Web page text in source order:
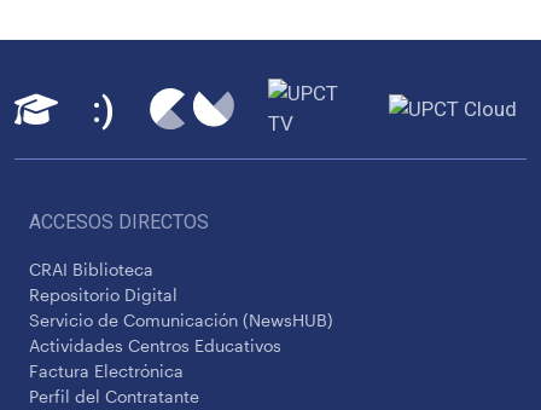
ACCESOS DIRECTOS
CRAI Biblioteca
Repositorio Digital
Servicio de Comunicación (NewsHUB)
Actividades Centros Educativos
Factura Electrónica
Perfil del Contratante